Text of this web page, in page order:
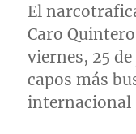
El
Caro
viernes, 25
capos más
internacional